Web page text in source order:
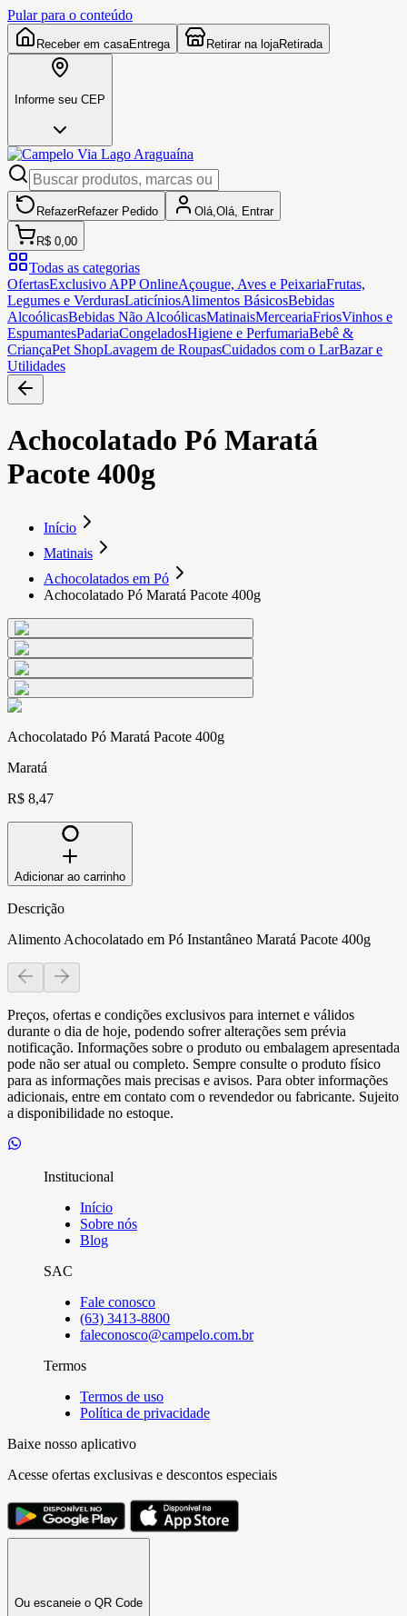
Pular para o conteúdo
Receber em casaEntrega Retirar na lojaRetirada
Informe seu CEP
RefazerRefazer Pedido Olá, Olá, Entrar
R$ 0,00
Todas as categorias
OfertasExclusivo APP OnlineAçougue, Aves e PeixariaFrutas,
Legumes e VerdurasLaticíniosAlimentos BásicosBebidas
AlcoólicasBebidas Não AlcoólicasMatinaisMerceariaFriosVinhos e
EspumantesPadariaCongeladosHigiene e PerfumariaBebê &
CriançaPet ShopLavagem de RoupasCuidados com o LarBazar e
Utilidades
Achocolatado Pó Maratá
Pacote 400g
Início
Matinais
Achocolatados em Pó
Achocolatado Pó Maratá Pacote 400g
Achocolatado Pó Maratá Pacote 400g
Maratá
R$ 8,47
Adicionar ao carrinho
Descrição
Alimento Achocolatado em Pó Instantâneo Maratá Pacote 400g
Preços, ofertas e condições exclusivos para internet e válidos
durante o dia de hoje, podendo sofrer alterações sem prévia
notificação. Informações sobre o produto ou embalagem apresentada
pode não ser atual ou completo. Sempre consulte o produto físico
para as informações mais precisas e avisos. Para obter informações
adicionais, entre em contato com o revendedor ou fabricante. Sujeito
a disponibilidade no estoque.
Institucional
Início
Sobre nós
Blog
SAC
Fale conosco
(63) 3413-8800
faleconosco@campelo.com.br
Termos
Termos de uso
Política de privacidade
Baixe nosso aplicativo
Acesse ofertas exclusivas e descontos especiais
Ou escaneie o QR Code